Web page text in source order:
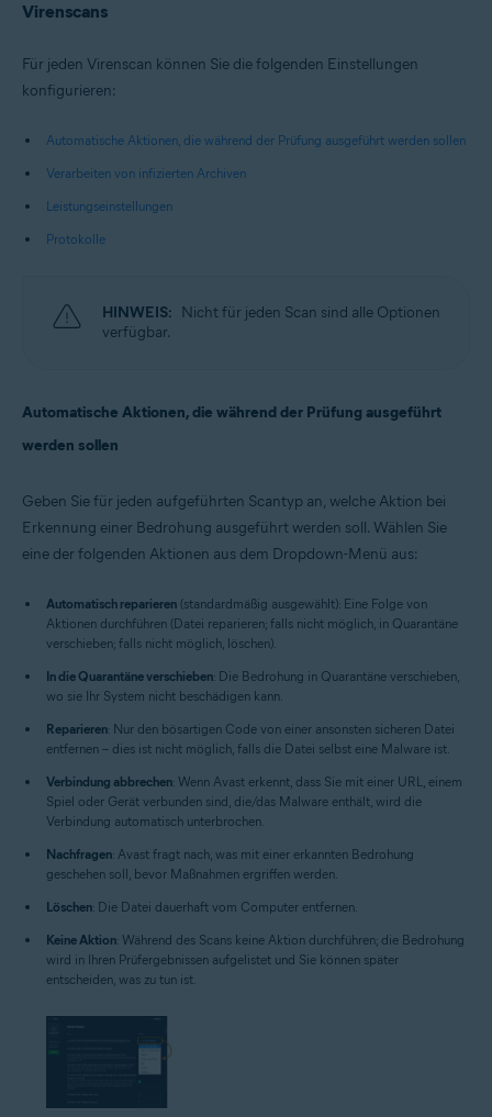
Virenscans
Für jeden Virenscan können Sie die folgenden Einstellungen
konfigurieren:
Automatische Aktionen, die während der Prüfung ausgeführt werden sollen
Verarbeiten von infizierten Archiven
Leistungseinstellungen
Protokolle
HINWEIS: Nicht für jeden Scan sind alle Optionen
verfügbar.
Automatische Aktionen, die während der Prüfung ausgeführt
werden sollen
Geben Sie für jeden aufgeführten Scantyp an, welche Aktion bei
Erkennung einer Bedrohung ausgeführt werden soll. Wählen Sie
eine der folgenden Aktionen aus dem Dropdown-Menü aus:
Automatisch reparieren (standardmäßig ausgewählt): Eine Folge von
Aktionen durchführen (Datei reparieren; falls nicht möglich, in Quarantäne
verschieben; falls nicht möglich, löschen).
In die Quarantäne verschieben: Die Bedrohung in Quarantäne verschieben,
wo sie Ihr System nicht beschädigen kann.
Reparieren: Nur den bösartigen Code von einer ansonsten sicheren Datei
entfernen – dies ist nicht möglich, falls die Datei selbst eine Malware ist.
Verbindung abbrechen: Wenn Avast erkennt, dass Sie mit einer URL, einem
Spiel oder Gerät verbunden sind, die/das Malware enthält, wird die
Verbindung automatisch unterbrochen.
Nachfragen: Avast fragt nach, was mit einer erkannten Bedrohung
geschehen soll, bevor Maßnahmen ergriffen werden.
Löschen: Die Datei dauerhaft vom Computer entfernen.
Keine Aktion: Während des Scans keine Aktion durchführen; die Bedrohung
wird in Ihren Prüfergebnissen aufgelistet und Sie können später
entscheiden, was zu tun ist.